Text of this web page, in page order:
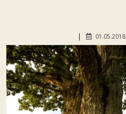
01.05.2018